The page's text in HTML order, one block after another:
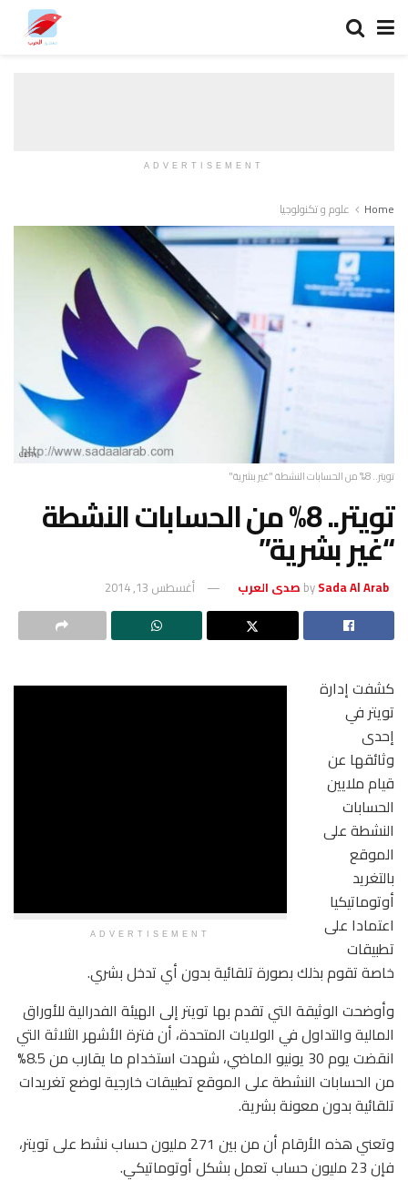
ADVERTISEMENT
Home علوم و تكنولوجيا
تويتر.. 8% من الحسابات النشطة "غير بشرية"
تويتر.. 8% من الحسابات النشطة
“غير بشرية”
bySada Al Arab صدى العرب أغسطس 13, 2014
ADVERTISEMENT
كشفت إدارة
تويتر في
إحدى
وثائقها عن
قيام ملايين
الحسابات
النشطة على
الموقع
بالتغريد
أوتوماتيكيا
اعتمادا على
تطبيقات
خاصة تقوم بذلك بصورة تلقائية بدون أي تدخل بشري.
وأوضحت الوثيقة التي تقدم بها تويتر إلى الهيئة الفدرالية للأوراق
المالية والتداول في الولايات المتحدة، أن فترة الأشهر الثلاثة التي
انقضت يوم 30 يونيو الماضي، شهدت استخدام ما يقارب من 8.5%
من الحسابات النشطة على الموقع تطبيقات خارجية لوضع تغريدات
تلقائية بدون معونة بشرية.
وتعني هذه الأرقام أن من بين 271 مليون حساب نشط على تويتر،
فإن 23 مليون حساب تعمل بشكل أوتوماتيكي.